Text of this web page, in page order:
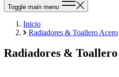
Toggle main menu
Inicio
Radiadores & Toallero Acero
Radiadores &